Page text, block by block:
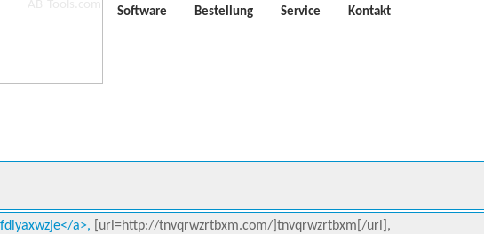
Software Bestellung Service Kontakt
a>, [url=http://tnvqrwzrtbxm.com/]tnvqrwzrtbxm[/url],